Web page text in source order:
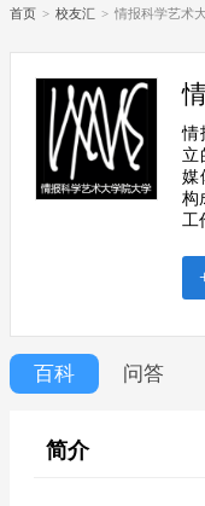
首页 > 校友汇 > 情报科学艺术
情
立
媒
构
工
百科 问答
简介